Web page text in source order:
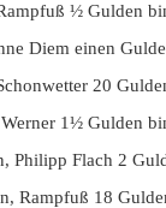
½ Gulden
Diem einen
20
1½ Gulden
Philipp Flach 2
Rampfuß 18